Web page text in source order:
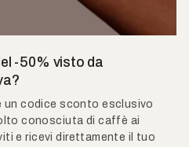
-50% visto da
un codice sconto esclusivo
conosciuta di caffè ai
e ricevi direttamente il tuo